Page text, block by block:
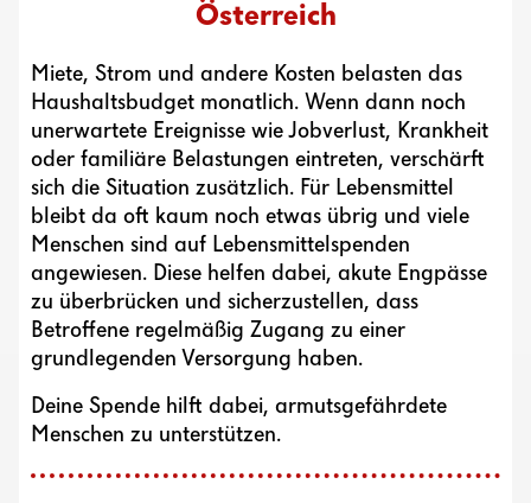
Österreich
Miete, Strom und andere Kosten belasten das
Haushaltsbudget monatlich. Wenn dann noch
unerwartete Ereignisse wie Jobverlust, Krankheit
oder familiäre Belastungen eintreten, verschärft
sich die Situation zusätzlich. Für Lebensmittel
bleibt da oft kaum noch etwas übrig und viele
Menschen sind auf Lebensmittelspenden
angewiesen. Diese helfen dabei, akute Engpässe
zu überbrücken und sicherzustellen, dass
Betroffene regelmäßig Zugang zu einer
grundlegenden Versorgung haben.
Deine Spende hilft dabei, armutsgefährdete
Menschen zu unterstützen.